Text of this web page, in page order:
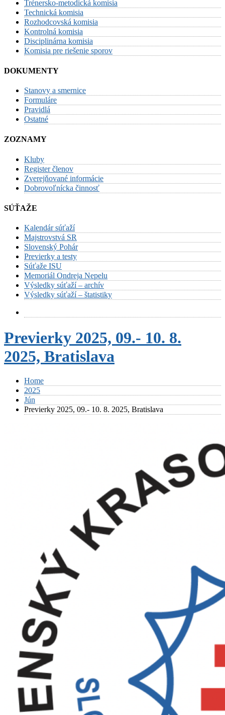
Trénersko-metodická komisia
Technická komisia
Rozhodcovská komisia
Kontrolná komisia
Disciplinárna komisia
Komisia pre riešenie sporov
DOKUMENTY
Stanovy a smernice
Formuláre
Pravidlá
Ostatné
ZOZNAMY
Kluby
Register členov
Zverejňované informácie
Dobrovoľnícka činnosť
SÚŤAŽE
Kalendár súťaží
Majstrovstvá SR
Slovenský Pohár
Previerky a testy
Súťaže ISU
Memoriál Ondreja Nepelu
Výsledky súťaží – archív
Výsledky súťaží – štatistiky
Previerky 2025, 09.- 10. 8.
2025, Bratislava
Home
2025
Jún
Previerky 2025, 09.- 10. 8. 2025, Bratislava